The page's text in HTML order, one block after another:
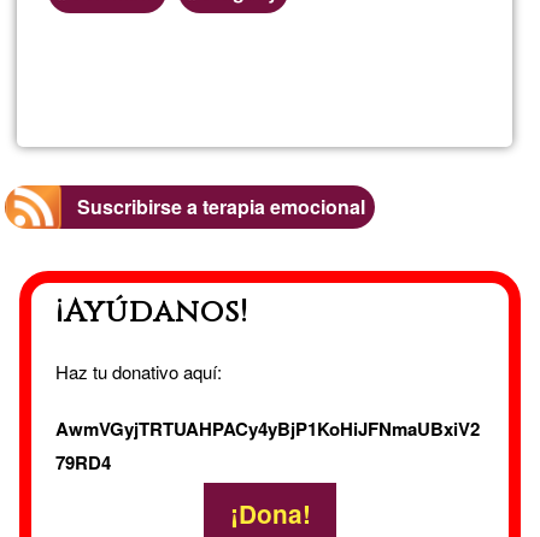
Suscribirse a terapia emocional
¡Ayúdanos!
Haz tu donativo aquí:
AwmVGyjTRTUAHPACy4yBjP1KoHiJFNmaUBxiV2
79RD4
¡Dona!